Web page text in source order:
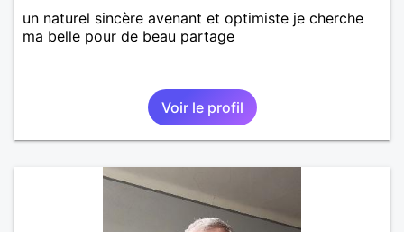
un naturel sincère avenant et optimiste je cherche
ma belle pour de beau partage
Voir le profil